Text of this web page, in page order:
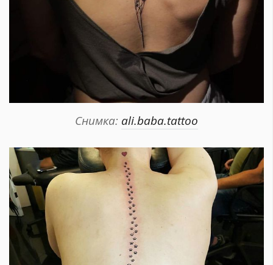
Снимка: ali.baba.tattoo